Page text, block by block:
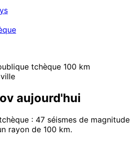
tchèque 100 km
aujourd'hui
: 47 séismes de magnitude
rayon de 100 km.